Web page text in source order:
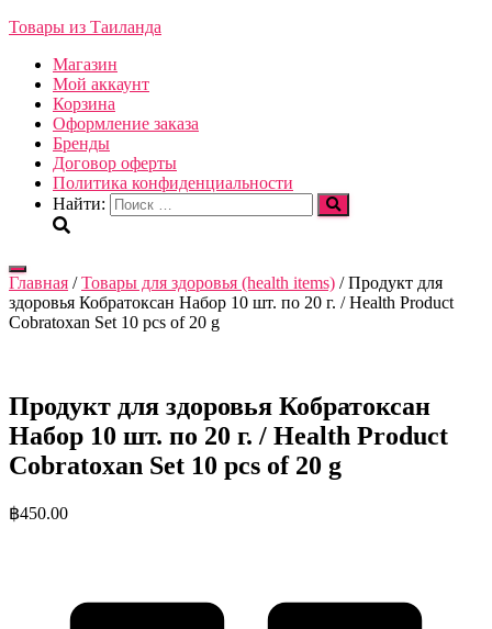
Товары из Таиланда
Магазин
Мой аккаунт
Корзина
Оформление заказа
Бренды
Договор оферты
Политика конфиденциальности
Найти:
Переключить
навигацию
Главная /Товары для здоровья (health items) / Продукт для
здоровья Кобратоксан Набор 10 шт. по 20 г. / Health Product
Cobratoxan Set 10 pcs of 20 g
Продукт для здоровья Кобратоксан
Набор 10 шт. по 20 г. / Health Product
Cobratoxan Set 10 pcs of 20 g
฿450.00